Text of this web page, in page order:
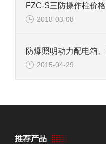
FZC-S三防操作柱价格
2018-03-08
2015-04-29
推荐产品